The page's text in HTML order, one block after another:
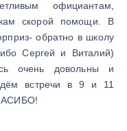
официантам,
скорой помощи. В
обратно в школу
Сергей и Виталий)
очень довольны и
встречи в 9 и 11